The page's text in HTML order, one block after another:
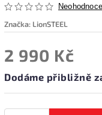
Značka: LionSTEEL
2 990 Kč
Dodáme přibližně